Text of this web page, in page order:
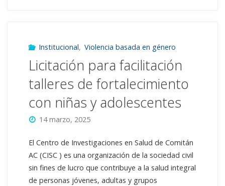
puesto
“Operativa
de
proyectos”"
Institucional, Violencia basada en género
Licitación para facilitación
talleres de fortalecimiento
con niñas y adolescentes
14 marzo, 2025
El Centro de Investigaciones en Salud de Comitán
AC (CISC ) es una organización de la sociedad civil
sin fines de lucro que contribuye a la salud integral
de personas jóvenes, adultas y grupos